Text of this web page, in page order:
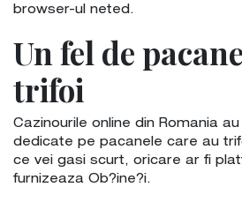
browser-ul neted.
Un fel de
trifoi
Cazinourile online din Romania
dedicate pe pacanele care au
ce vei gasi scurt, oricare ar fi
furnizeaza Ob?ine?i.